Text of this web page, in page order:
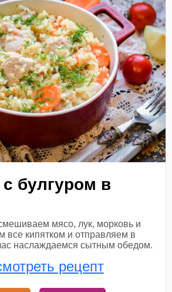
булгуром в
мясо, лук, морковь и
все кипятком и отправляем в
наслаждаемся сытным обедом.
рецепт